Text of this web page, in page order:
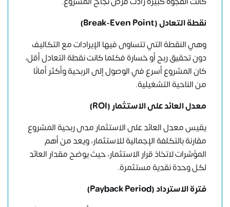
نقطة التعادل (Break-Even Point)
وهي النقطة التي تتساوى فيها الإيرادات مع التكاليف
دون تحقيق ربح أو خسارة فكلما كانت نقطة التعادل أقل،
كان المشروع أسرع في الوصول إلى الربحية وأكثر أمانًا
من الناحية التشغيلية.
معدل العائد على الاستثمار(ROI)
يقيس معدل العائد على الاستثمار مدى ربحية المشروع
مقارنة بالتكلفة الإجمالية للاستثمار، ويعد من أهم
المؤشرات لاتخاذ قرار الاستثمار، حيث يوضح مقدار العائد
لكل وحدة نقدية مستثمرة.
فترة الاسترداد(Payback Period)